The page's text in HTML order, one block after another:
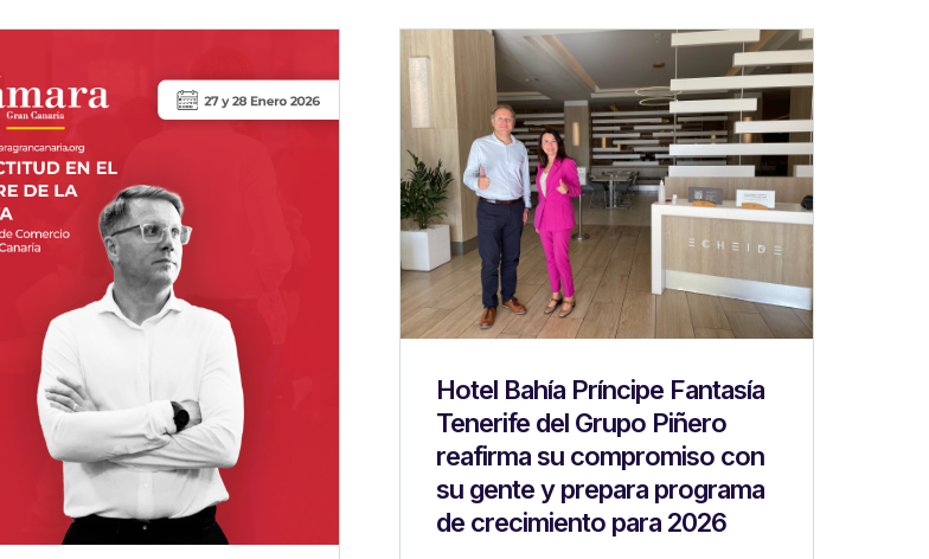
Hotel Bahía Príncipe Fantasía
Tenerife del Grupo Piñero
reafirma su compromiso con
su gente y prepara programa
de crecimiento para 2026